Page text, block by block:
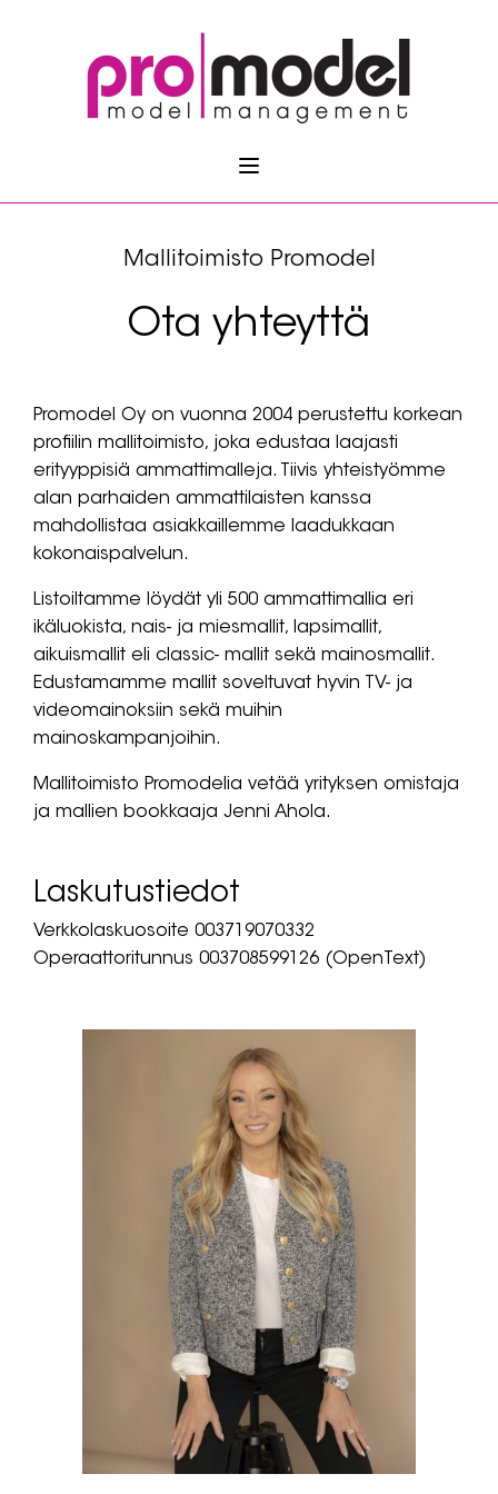
Mallitoimisto Promodel
Ota yhteyttä
Promodel Oy on vuonna 2004 perustettu korkean
profiilin mallitoimisto, joka edustaa laajasti
erityyppisiä ammattimalleja. Tiivis yhteistyömme
alan parhaiden ammattilaisten kanssa
mahdollistaa asiakkaillemme laadukkaan
kokonaispalvelun.
Listoiltamme löydät yli 500 ammattimallia eri
ikäluokista, nais- ja miesmallit, lapsimallit,
aikuismallit eli classic- mallit sekä mainosmallit.
Edustamamme mallit soveltuvat hyvin TV- ja
videomainoksiin sekä muihin
mainoskampanjoihin.
Mallitoimisto Promodelia vetää yrityksen omistaja
ja mallien bookkaaja Jenni Ahola.
Laskutustiedot
Verkkolaskuosoite 003719070332
Operaattoritunnus 003708599126 (OpenText)